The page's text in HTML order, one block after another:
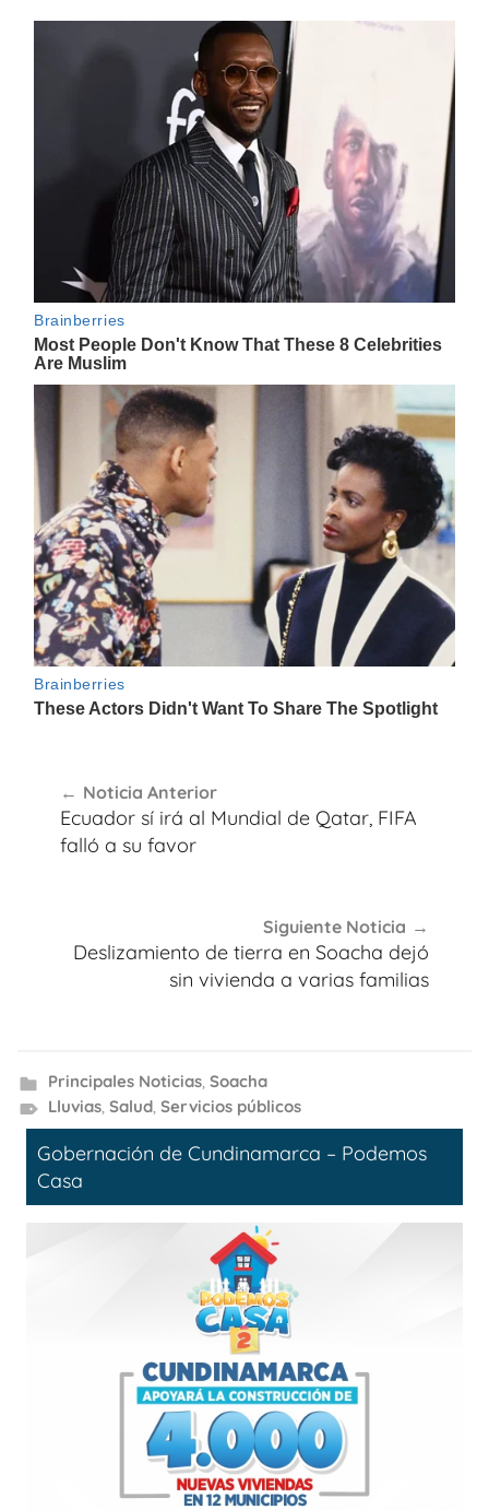
de
entradas
Noticia Anterior
Ecuador sí irá al Mundial de Qatar, FIFA
falló a su favor
Siguiente Noticia
Deslizamiento de tierra en Soacha dejó
sin vivienda a varias familias
Principales Noticias, Soacha
Lluvias, Salud, Servicios públicos
Gobernación de Cundinamarca – Podemos
Casa